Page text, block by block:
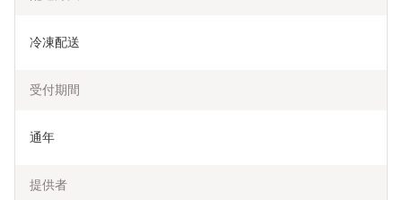
冷凍配送
受付期間
通年
提供者